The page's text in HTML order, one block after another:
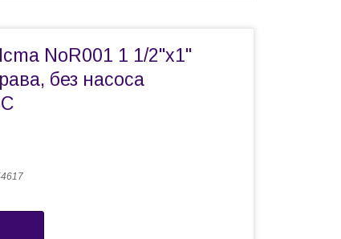
NoR001 1 1/2"x1"
без насоса